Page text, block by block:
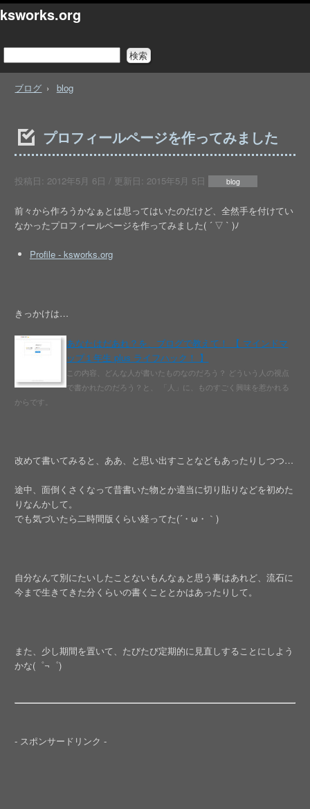
ksworks.org
ブログ blog
プロフィールページを作ってみました
投稿日: 2012年5月 6日 / 更新日: 2015年5月 5日 blog
前々から作ろうかなぁとは思ってはいたのだけど、全然手を付けてい
なかったプロフィールページを作ってみました( ´ ▽ ` )ﾉ
Profile - ksworks.org
きっかけは…
あなたはだあれ？を、ブログで教えて！ 【 マインドマ
ップ１年生 plus ライフハック！ 】
この内容、どんな人が書いたものなのだろう？ どういう人の視点
で書かれたのだろう？と、 「人」に、ものすごく興味を惹かれる
からです。
改めて書いてみると、ああ、と思い出すことなどもあったりしつつ…
途中、面倒くさくなって昔書いた物とか適当に切り貼りなどを初めた
りなんかして。
でも気づいたら二時間版くらい経ってた(´・ω・｀)
自分なんて別にたいしたことないもんなぁと思う事はあれど、流石に
今まで生きてきた分くらいの書くこととかはあったりして。
また、少し期間を置いて、たびたび定期的に見直しすることにしよう
かな(゜¬゜)
- スポンサードリンク -